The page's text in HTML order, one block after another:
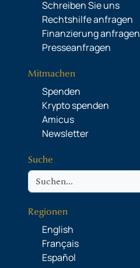
Schreiben Sie uns
Rechtshilfe anfragen
Finanzierung anfragen
Presseanfragen
Mitmachen
Spenden
Krypto spenden
Amicus
Newsletter
Suche
Suche
Regionen
English
Français
Español